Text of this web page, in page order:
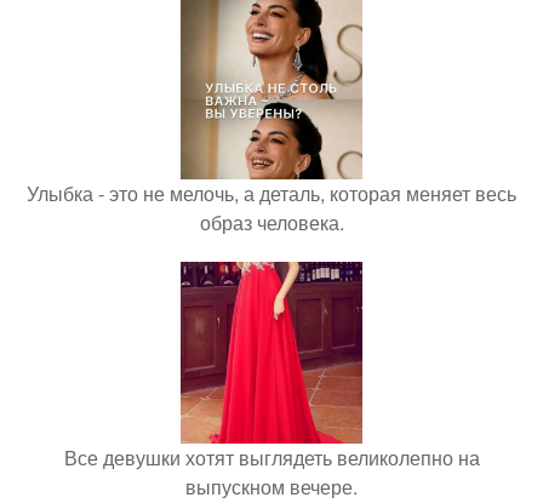
Улыбка - это не мелочь, а деталь, которая меняет весь
образ человека.
Все девушки хотят выглядеть великолепно на
выпускном вечере.